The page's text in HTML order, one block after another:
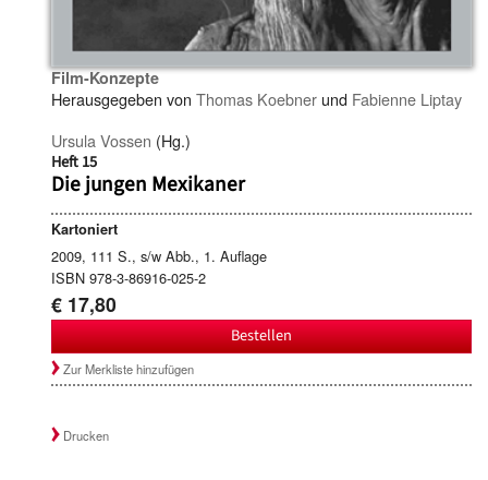
Film-Konzepte
Herausgegeben von Thomas Koebner und Fabienne Liptay
Ursula Vossen (Hg.)
Heft 15
Die jungen Mexikaner
Kartoniert
2009, 111 S., s/w Abb., 1. Auflage
ISBN 978-3-86916-025-2
€ 17,80
Bestellen
Zur Merkliste hinzufügen
Drucken